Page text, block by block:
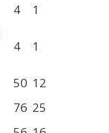
4 1
4 1
50 12
76 25